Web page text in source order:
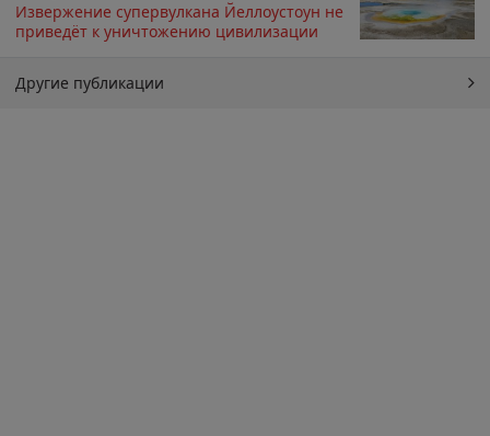
Извержение супервулкана Йеллоустоун не
приведёт к уничтожению цивилизации
Другие публикации